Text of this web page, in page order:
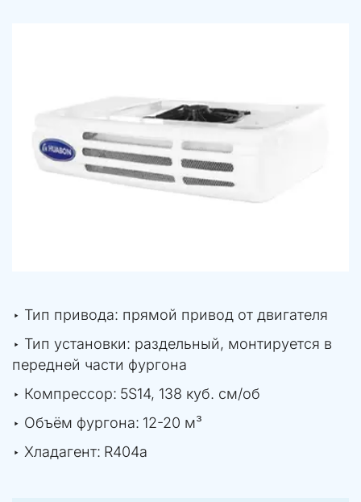
‣ Тип привода: прямой привод от двигателя
‣ Тип установки: раздельный, монтируется в
передней части фургона
‣ Компрессор: 5S14, 138 куб. см/об
‣ Объём фургона: 12-20 м³
‣ Хладагент: R404a